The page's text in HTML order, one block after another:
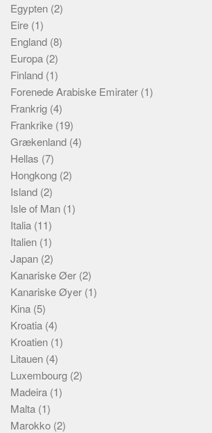
Egypten (2)
Eire (1)
England (8)
Europa (2)
Finland (1)
Forenede Arabiske Emirater (1)
Frankrig (4)
Frankrike (19)
Grækenland (4)
Hellas (7)
Hongkong (2)
Island (2)
Isle of Man (1)
Italia (11)
Italien (1)
Japan (2)
Kanariske Øer (2)
Kanariske Øyer (1)
Kina (5)
Kroatia (4)
Kroatien (1)
Litauen (4)
Luxembourg (2)
Madeira (1)
Malta (1)
Marokko (2)